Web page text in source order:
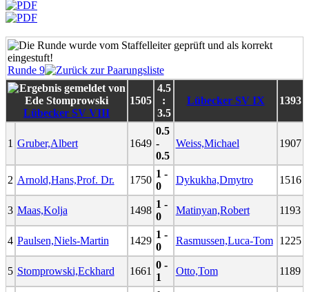
Runde 9
Lübecker SV VIII
1505
4.5
:
3.5
Lübecker SV IX 1393
1 Gruber,Albert 1649
0.5
-
0.5
Weiss,Michael 1907
2 Arnold,Hans,Prof. Dr. 1750
1 -
0
Dykukha,Dmytro 1516
3 Maas,Kolja 1498
1 -
0
Matinyan,Robert 1193
4 Paulsen,Niels-Martin 1429
1 -
0
Rasmussen,Luca-Tom 1225
5 Stomprowski,Eckhard 1661
0 -
1
Otto,Tom 1189